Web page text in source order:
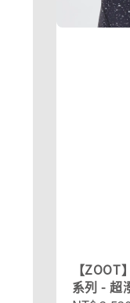
【
系列 - 超